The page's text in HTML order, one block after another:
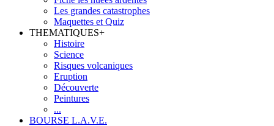
Les grandes catastrophes
Maquettes et Quiz
THEMATIQUES+
Histoire
Science
Risques volcaniques
Eruption
Découverte
Peintures
...
BOURSE L.A.V.E.